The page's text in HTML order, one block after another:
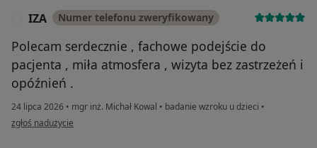
IZA Numer telefonu zweryfikowany
Polecam serdecznie , fachowe podejście do
pacjenta , miła atmosfera , wizyta bez zastrzeżeń i
opóźnień .
24 lipca 2026 • mgr inż. Michał Kowal • badanie wzroku u dzieci •
w opinii użytkownika IZA
zgłoś nadużycie